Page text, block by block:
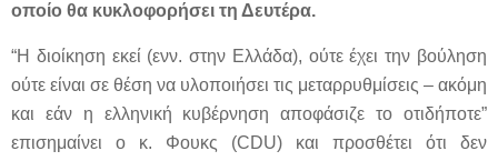
οποίο θα κυκλοφορήσει τη Δευτέρα.
“Η διοίκηση εκεί (ενν. στην Ελλάδα), ούτε έχει την βούληση
ούτε είναι σε θέση να υλοποιήσει τις μεταρρυθμίσεις – ακόμη
και εάν η ελληνική κυβέρνηση αποφάσιζε το οτιδήποτε”
επισημαίνει ο κ. Φουκς (CDU) και προσθέτει ότι δεν